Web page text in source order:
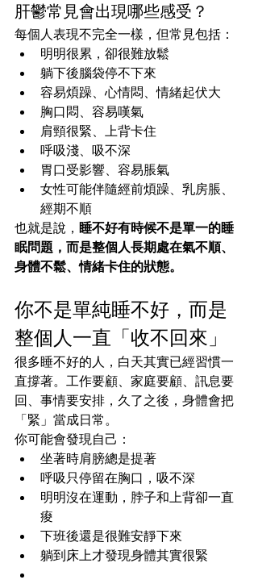
肝鬱常見會出現哪些感受？
每個人表現不完全一樣，但常見包括：
明明很累，卻很難放鬆
躺下後腦袋停不下來
容易煩躁、心情悶、情緒起伏大
胸口悶、容易嘆氣
肩頸很緊、上背卡住
呼吸淺、吸不深
胃口受影響、容易脹氣
女性可能伴隨經前煩躁、乳房脹、
經期不順
也就是說， 睡不好有時候不是單一的睡
眠問題，而是整個人長期處在氣不順、
身體不鬆、情緒卡住的狀態。
你不是單純睡不好，而是
整個人一直「收不回來」
很多睡不好的人，白天其實已經習慣一
直撐著。工作要顧、家庭要顧、訊息要
回、事情要安排，久了之後，身體會把
「緊」當成日常。
你可能會發現自己：
坐著時肩膀總是提著
呼吸只停留在胸口，吸不深
明明沒在運動，脖子和上背卻一直
痠
下班後還是很難安靜下來
躺到床上才發現身體其實很緊